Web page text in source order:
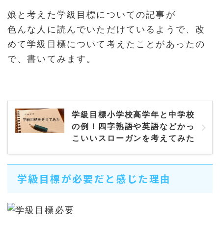
娘と考えた学級目標についての記事が
色んな人に読んでいただけているようで、改
めて学級目標について考えたことがあったの
で、書いてみます。
学級目標小学校高学年と中学校
の例！四字熟語や英語などかっ
こいいスローガンを考えてみた
学級目標が必要だと感じた理由